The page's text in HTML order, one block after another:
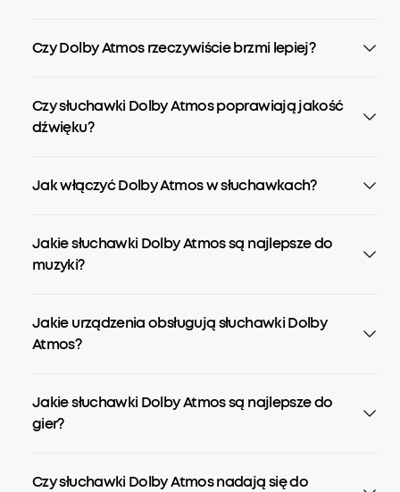
Czy Dolby Atmos rzeczywiście brzmi lepiej?
Czy słuchawki Dolby Atmos poprawiają jakość
dźwięku?
Jak włączyć Dolby Atmos w słuchawkach?
Jakie słuchawki Dolby Atmos są najlepsze do
muzyki?
Jakie urządzenia obsługują słuchawki Dolby
Atmos?
Jakie słuchawki Dolby Atmos są najlepsze do
gier?
Czy słuchawki Dolby Atmos nadają się do